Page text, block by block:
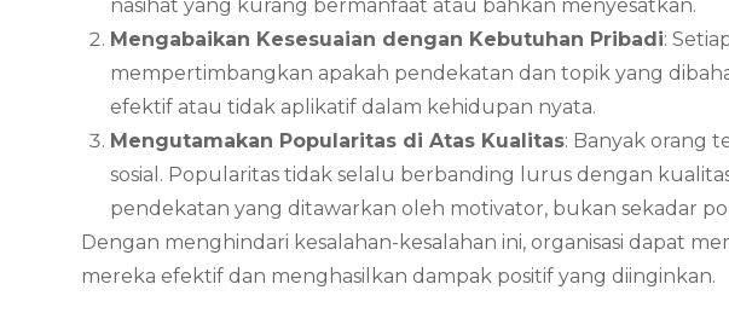
nasihat yang kurang bermanfaat atau bahkan menyesatkan.
Mengabaikan Kesesuaian dengan Kebutuhan Pribadi:
mempertimbangkan apakah pendekatan dan topik yang
efektif atau tidak aplikatif dalam kehidupan nyata.
Mengutamakan Popularitas di Atas Kualitas: Banyak orang
sosial. Popularitas tidak selalu berbanding lurus dengan
pendekatan yang ditawarkan oleh motivator, bukan sekadar
Dengan menghindari kesalahan-kesalahan ini, organisasi dapat
mereka efektif dan menghasilkan dampak positif yang diinginkan.